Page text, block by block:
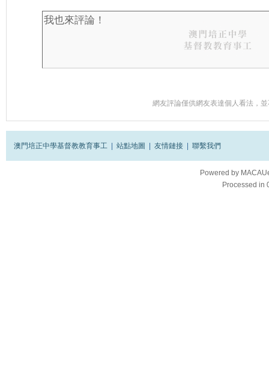
網友評論僅供網友表達個人看法，
澳門培正中學基督教教育事工 站點地圖 友情鏈接 聯繫我們
Powered by
Processed in